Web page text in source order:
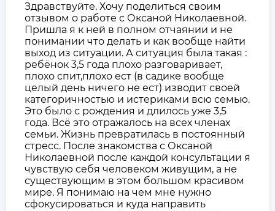
Здравствуйте. Хочу поделиться своим
отзывом о работе с Оксаной Николаевной.
Пришла я к ней в полном отчаянии и не
понимании что делать и как вообще найти
выход из ситуации. А ситуация была такая :
ребёнок 3,5 года плохо разговаривает,
плохо спит,плохо ест (в садике вообще
целый день ничего не ест) изводит своей
категоричностью и истериками всю семью.
Это было с рождения и длилось уже 3,5
года. Всё это отражалось на всех членах
семьи. Жизнь превратилась в постоянный
стресс. После знакомства с Оксаной
Николаевной после каждой консультации я
чувствую себя человеком живущим, а не
существующим в этом большом красивом
мире. Я понимаю на чем мне нужно
сфокусироваться и куда направить